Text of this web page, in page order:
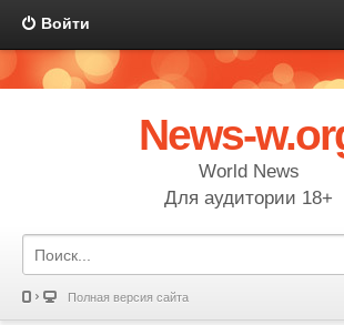
Войти
News-
World News
Для аудитории 18+
Полная версия сайта